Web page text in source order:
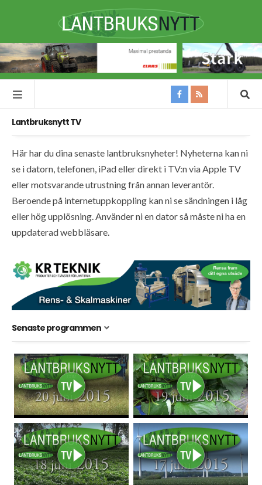
Lantbruksnytt TV
Här har du dina senaste lantbruksnyheter! Nyheterna kan ni
se i datorn, telefonen, iPad eller direkt i TV:n via Apple TV
eller motsvarande utrustning från annan leverantör.
Beroende på internetuppkoppling kan ni se sändningen i låg
eller hög upplösning. Använder ni en dator så måste ni ha en
uppdaterad webbläsare.
Senaste programmen